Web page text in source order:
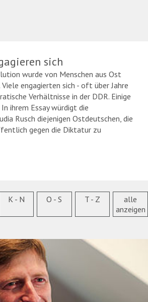
sich
wurde von Menschen aus Ost
engagierten sich - oft über Jahre
Verhältnisse in der DDR. Einige
ihrem Essay würdigt die
Rusch diejenigen Ostdeutschen, die
gegen die Diktatur zu
K - N O - S T - Z
alle
anzeigen